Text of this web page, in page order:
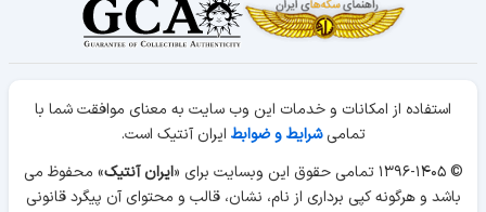
استفاده از امکانات و خدمات این وب سایت به معنای موافقت شما با
تمامیشرایط و ضوابط ایران آنتیک است.
© ۱۳۹۶-۱۴۰۵ تمامی حقوق این وبسایت برای «
ایران آنتیک» محفوظ می
باشد و هرگونه کپی برداری از نام، نشان، قالب و محتوای آن پیگرد قانونی